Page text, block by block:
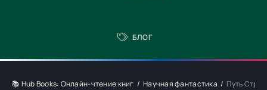
БЛОГ
📚 Hub Books: Онлайн-чтение книг Научная фантастика Путь